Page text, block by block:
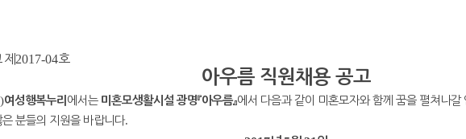
2017-04호
아우름 직원채용 공고
)여성행복누리 에서는 미혼모생활시설 광명『아우름』에서 다음과 같이 미혼모자와 함께 꿈을 펼쳐나
분들의 지원을 바랍니다.